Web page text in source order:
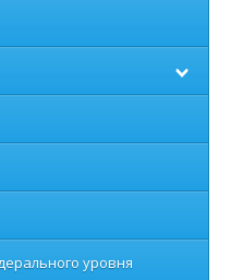
уровня